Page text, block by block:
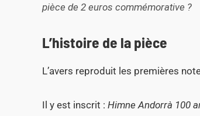
pièce de 2 euros commémorative ?
L’histoire de la pièce
L’avers reproduit les premières
Il y est inscrit : Himne Andorrà 100